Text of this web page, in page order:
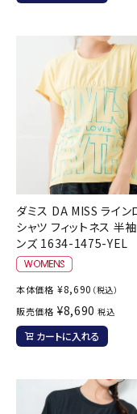
ダミス DA MISS ライン
シャツ フィットネス 半
ンズ 1634-1475-YEL
本体価格 ¥8,690 （税込）
販売価格 ¥8,690 税込
カートに入れる